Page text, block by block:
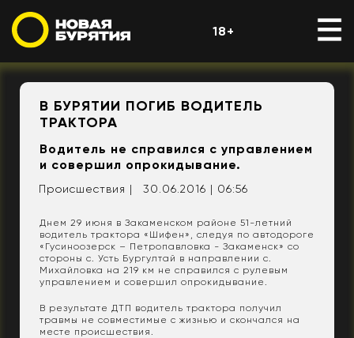
18+
В БУРЯТИИ ПОГИБ ВОДИТЕЛЬ
ТРАКТОРА
Водитель не справился с управлением
и совершил опрокидывание.
Происшествия | 30.06.2016 | 06:56
Днем 29 июня в Закаменском районе 51-летний
водитель трактора «Шифен», следуя по автодороге
«Гусиноозерск – Петропавловка - Закаменск» со
стороны с. Усть Бургултай в направлении с.
Михайловка на 219 км не справился с рулевым
управлением и совершил опрокидывание.
В результате ДТП водитель трактора получил
травмы не совместимые с жизнью и скончался на
месте происшествия.